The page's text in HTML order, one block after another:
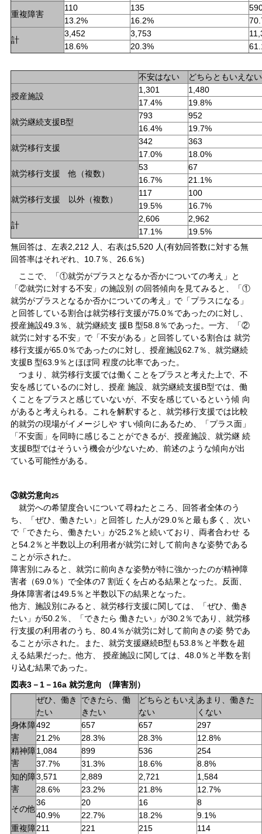
重複障害
110 135
13.2%
16.2%
計
3,452 3,753
18.6%
20.3%
不安はない どちらともいえない
授産施設
1,301
1,480
17.4%
19.8%
就労継続支援B型
793
952
16.4%
19.7%
就労移行支援
342
363
17.0%
18.0%
就労移行支援 他（複数）
53
67
16.7%
21.1%
就労移行支援 以外（複数）
117
100
19.5%
16.7%
計
2,606
2,962
17.1%
19.5%
無回答は、左表2,212 人、右表は5,520 人(有効回答数に対する無
回答率はそれぞれ、10.7％、26.6％)
ここで、「①就労がプラスとなるか否かについての考え」と
「②就労に対する不安」の施設別 の回答傾向を見てみると、「①
就労がプラスとなるか否かについての考え」で「プラスになる」
と回答している割合は就労移行支援が75.0％であったのに対し、
授産施設49.3％、就労継続支 援B 型58.8％であった。一方、「②
就労に対する不安」で「不安がある」と回答している割合は 就労
移行支援が65.0％であったのに対し、授産施設62.7％、就労継続
支援B 型63.9％とほぼ同 程度の比率であった。
つまり、就労移行支援では働くことをプラスと考えた上で、不
安を感じているのに対し、授産 施設、就労継続支援B型では、働
くことをプラスと感じていないが、不安を感じているという傾 向
があると考えられる。これを解釈すると、就労移行支援では比較
的就労の現場がイメージしや すい傾向にあるため、「プラス面」
「不安面」を同時に感じることができるが、授産施設、就労継 続
支援B型ではそういう機会が少ないため、前述のような傾向が出
ている可能性がある。
③就労意向25
就労への希望度合いについて尋ねたところ、回答者全体のう
ち、「ぜひ、働きたい」と回答し た人が29.0％と最も多く、次い
で「できたら、働きたい」が25.2％と続いており、両者合わせ る
と54.2％と半数以上の利用者が就労に対して前向きな姿勢である
ことが示された。
障害別にみると、就労に前向きな姿勢が特に強かったのが精神障
害者（69.0％）で全体の7 割近くを占める結果となった。反面、
身体障害者は49.5％と半数以下の結果となった。
他方、施設別にみると、就労移行支援に関しては、「ぜひ、働き
たい」が50.2％、「できたら 働きたい」が30.2％であり、就労移
行支援の利用者のうち、80.4％が就労に対して前向きの姿 勢であ
ることが示された。また、就労支援継続B型も53.8％と半数を超
える結果だった。他方、 授産施設に関しては、48.0％と半数を割
り込む結果であった。
図表3－1－16a 就労意向 （障害別）
ぜひ、働き
たい
できたら、働
きたい
どちらともいえ
ない
あまり、働きた
くない
身体障
害
492 657 657 297
21.2%
28.3% 28.3% 12.8%
精神障
害
1,084 899 536 254
37.7%
31.3% 18.6% 8.8%
知的障
害
3,571 2,889 2,721 1,584
28.6%
23.2% 21.8% 12.7%
その他
36 20 16 8
40.9%
22.7% 18.2% 9.1%
重複障211 221 215 114